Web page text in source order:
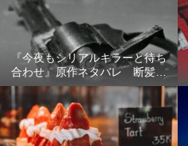
『今夜もシリアルキラーと待ち
合わせ』原作ネタバレ 断髪オ
ブジェ殺人事件 犯人の正体や
結末を解説